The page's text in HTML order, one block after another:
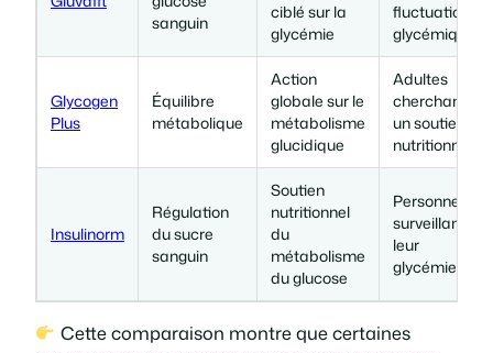
sanguin
ciblé sur la
glycémie
fluctuations
glycémiques
Glycogen
Plus
Équilibre
métabolique
Action
globale sur le
métabolisme
glucidique
Adultes
cherchant
un soutien
nutritionnel
Insulinorm
Régulation
du sucre
sanguin
Soutien
nutritionnel
du
métabolisme
du glucose
Personnes
surveillant
leur
glycémie
Cette comparaison montre que certaines